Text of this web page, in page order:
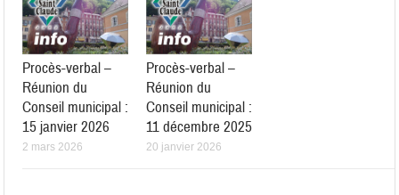
Procès-verbal –
Réunion du
Conseil municipal :
15 janvier 2026
2 mars 2026
Procès-verbal –
Réunion du
Conseil municipal :
11 décembre 2025
20 janvier 2026